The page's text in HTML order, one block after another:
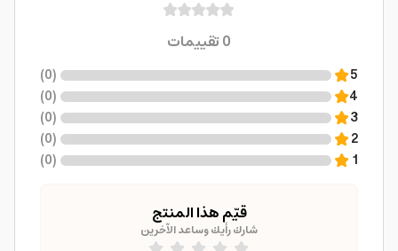
0تقييمات
5
(
0
)
4
(
0
)
3
(
0
)
2
(
0
)
1
(
0
)
قيّم هذا المنتج
شارك رأيك وساعد الآخرين